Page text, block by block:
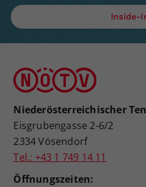
Inside-
Niederösterreichischer
Eisgrubengasse 2-6/2
2334 Vösendorf
Tel.: +43 1 749 14 11
Öffnungszeiten: